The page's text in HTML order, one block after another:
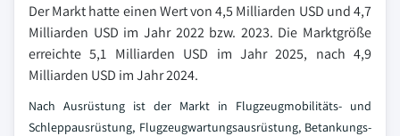
Der Markt hatte einen Wert von 4,5 Milliarden USD und 4,7
Milliarden USD im Jahr 2022 bzw. 2023. Die Marktgröße
erreichte 5,1 Milliarden USD im Jahr 2025, nach 4,9
Milliarden USD im Jahr 2024.
Nach Ausrüstung ist der Markt in Flugzeugmobilitäts- und
Schleppausrüstung, Flugzeugwartungsausrüstung, Betankungs-